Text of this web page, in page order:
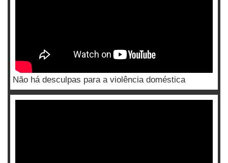
Não há desculpas para a violência doméstica